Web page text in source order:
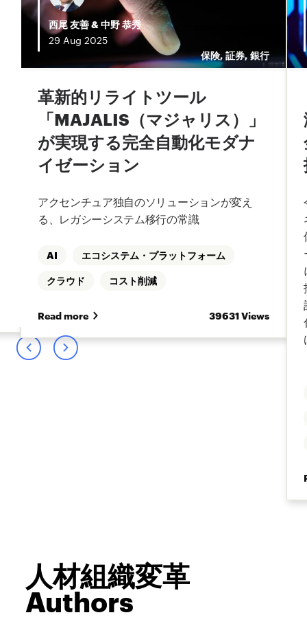
西尾 友善&中野 恭秀
29 Aug 2025
保険, 証券, 銀行
革新的リライトツール
「MAJALIS（マジャリス）」
が実現する完全自動化モダナ
イゼーション
アクセンチュア独自のソリューションが変え
る、レガシーシステム移行の常識
AI
エコシステム・プラットフォーム
クラウド
コスト削減
Read more 39631 Views
人材組織変革
Authors